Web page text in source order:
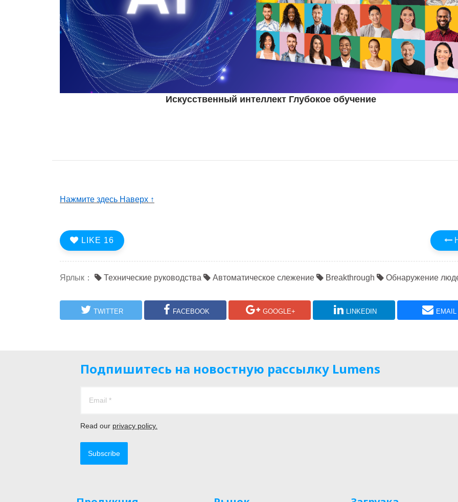
Искусственный интеллект Глубокое обучение
Нажмите здесь Наверх ↑
LIKE 16
Ярлык： Технические руководства Автоматическое слежение Breakthrough Обнаружение
TWITTER FACEBOOK GOOGLE+ LINKEDIN EMAIL
Подпишитесь на новостную рассылку Lumens
Read our privacy policy.
Subscribe